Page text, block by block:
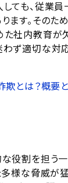
ても、従業
ます。そのた
社内教育が
ず適切な対
欺とは？概要
役割を担う一
様な脅威が